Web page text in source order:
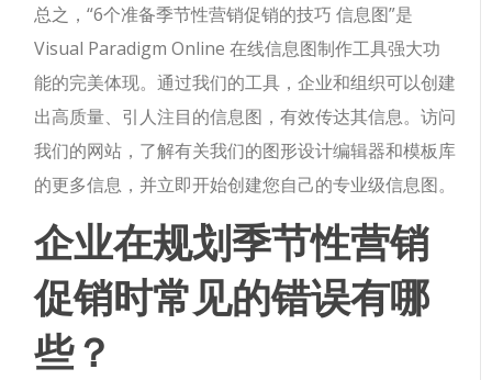
总之，“6个准备季节性营销促销的技巧 ​信息图”是
Visual Paradigm Online 在线信息图制作工具强大功
能的完美体现。通过我们的工具，企业和组织可以创建
出高质量、引人注目的信息图，有效传达其信息。访问
我们的网站，了解有关我们的图形设计编辑器和模板库
的更多信息，并立即开始创建您自己的专业级信息图。
企业在规划季节性营销
促销时常见的错误有哪
些？